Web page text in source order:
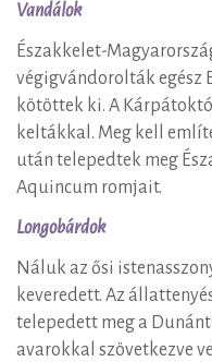
Vandálok
Északkelet-
végigvándorolták egész
kötöttek ki. A
keltákkal. Meg kell
után telepedtek meg
Aquincum romjait.
Longobárdok
Náluk az ősi
keveredett. Az
telepedett meg a
avarokkal szövetkezve